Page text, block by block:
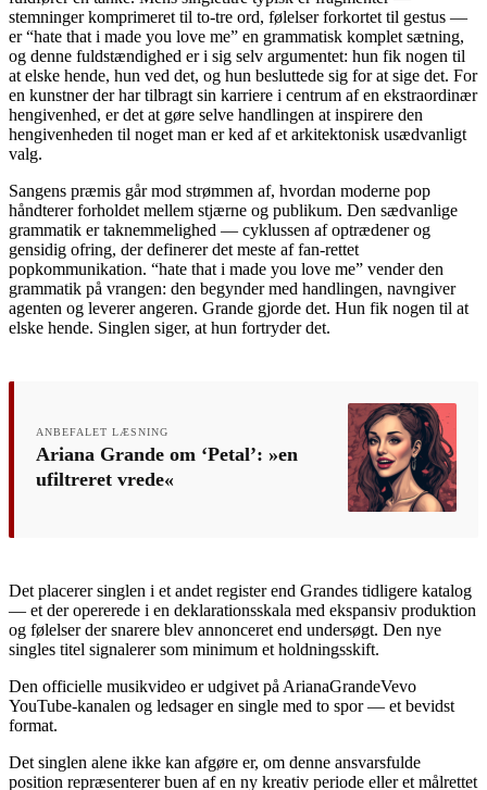
stemninger komprimeret til to-tre ord, følelser forkortet til gestus —
er “hate that i made you love me” en grammatisk komplet sætning,
og denne fuldstændighed er i sig selv argumentet: hun fik nogen til
at elske hende, hun ved det, og hun besluttede sig for at sige det. For
en kunstner der har tilbragt sin karriere i centrum af en ekstraordinær
hengivenhed, er det at gøre selve handlingen at inspirere den
hengivenheden til noget man er ked af et arkitektonisk usædvanligt
valg.
Sangens præmis går mod strømmen af, hvordan moderne pop
håndterer forholdet mellem stjærne og publikum. Den sædvanlige
grammatik er taknemmelighed — cyklussen af optrædener og
gensidig ofring, der definerer det meste af fan-rettet
popkommunikation. “hate that i made you love me” vender den
grammatik på vrangen: den begynder med handlingen, navngiver
agenten og leverer angeren. Grande gjorde det. Hun fik nogen til at
elske hende. Singlen siger, at hun fortryder det.
ANBEFALET LÆSNING
Ariana Grande om ‘Petal’: »en
ufiltreret vrede«
Det placerer singlen i et andet register end Grandes tidligere katalog
— et der opererede i en deklarationsskala med ekspansiv produktion
og følelser der snarere blev annonceret end undersøgt. Den nye
singles titel signalerer som minimum et holdningsskift.
Den officielle musikvideo er udgivet på ArianaGrandeVevo
YouTube-kanalen og ledsager en single med to spor — et bevidst
format.
Det singlen alene ikke kan afgøre er, om denne ansvarsfulde
position repræsenterer buen af en ny kreativ periode eller et målrettet